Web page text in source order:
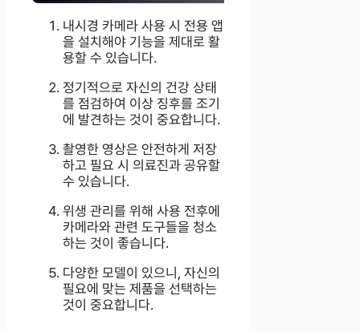
내시경 카메라 사용 시 전용 앱
을 설치해야 기능을 제대로 활
용할 수 있습니다.
정기적으로 자신의 건강 상태
를 점검하여 이상 징후를 조기
에 발견하는 것이 중요합니다.
촬영한 영상은 안전하게 저장
하고 필요 시 의료진과 공유할
수 있습니다.
위생 관리를 위해 사용 전후에
카메라와 관련 도구들을 청소
하는 것이 좋습니다.
다양한 모델이 있으니, 자신의
필요에 맞는 제품을 선택하는
것이 중요합니다.